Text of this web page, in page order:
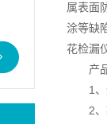
属表面
涂等缺
花检漏
产
1
2